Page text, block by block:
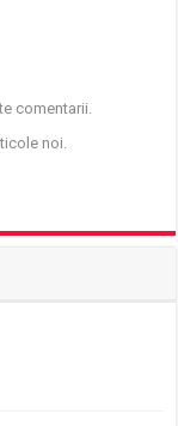
comentarii.
noi.